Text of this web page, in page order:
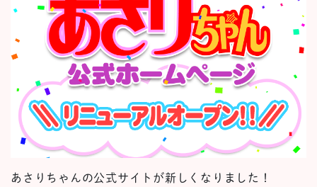
あさりちゃんの公式サイトが新しくなりました！